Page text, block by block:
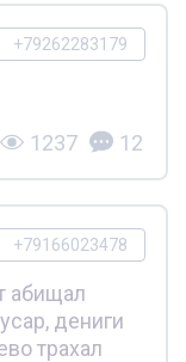
+79262283179
1237 12
+79166023478
абищал
дениги
трахал